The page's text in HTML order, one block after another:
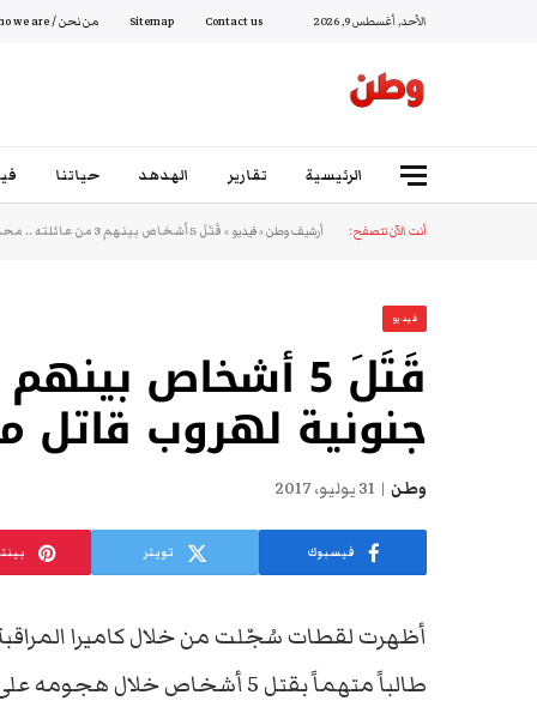
الأحد, أغسطس 9, 2026 Contact us
Sitemap من نحن / Who we are
الرئيسية تقارير الهدهد حياتنا
أنت الآن تتصفح: أرشيف وطن»فيديو»قَتَلَ 5 أشخاص بينهم 3 من عائلته .. محاولة جنونية لهروب قاتل من سجن أمريكي!!
فيديو
جنونية لهروب
وطن 31 يوليو، 2017
فيسبوك تويتر
أظهرت لقطات سُجّلت من خلال كاميرا
طالباً متهماً بقتل 5 أشخاص